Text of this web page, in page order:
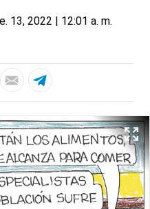
13, 2022 | 12:01 a. m.